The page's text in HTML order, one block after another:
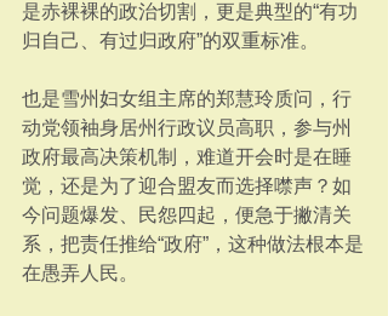
是赤裸裸的政治切割，更是典型的“有功
归自己、有过归政府”的双重标准。
也是雪州妇女组主席的郑慧玲质问，行
动党领袖身居州行政议员高职，参与州
政府最高决策机制，难道开会时是在睡
觉，还是为了迎合盟友而选择噤声？如
今问题爆发、民怨四起，便急于撇清关
系，把责任推给“政府”，这种做法根本是
在愚弄人民。